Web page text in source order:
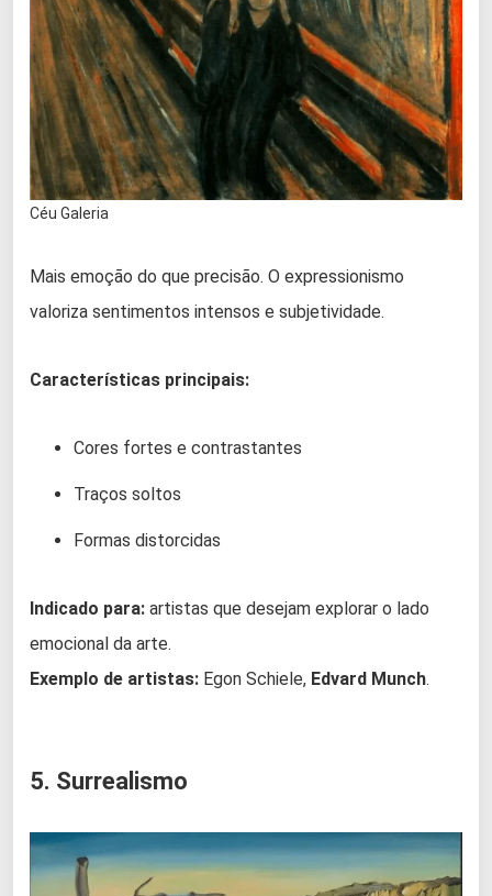
Céu Galeria
Mais emoção do que precisão. O expressionismo
valoriza sentimentos intensos e subjetividade.
Características principais:
Cores fortes e contrastantes
Traços soltos
Formas distorcidas
Indicado para: artistas que desejam explorar o lado
emocional da arte.
Exemplo de artistas: Egon Schiele, Edvard Munch.
5. Surrealismo